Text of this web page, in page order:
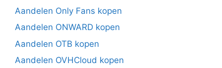
Aandelen Only Fans kopen
Aandelen ONWARD kopen
Aandelen OTB kopen
Aandelen OVHCloud kopen